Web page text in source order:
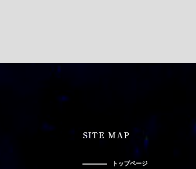
トップページ